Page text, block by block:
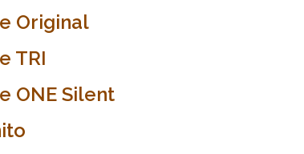
Original
TRI
ONE Silent